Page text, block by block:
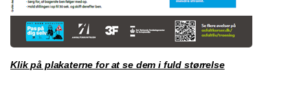
Klik på plakaterne for at se dem i fuld størrelse